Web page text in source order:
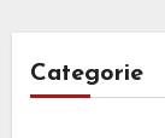
Categorie